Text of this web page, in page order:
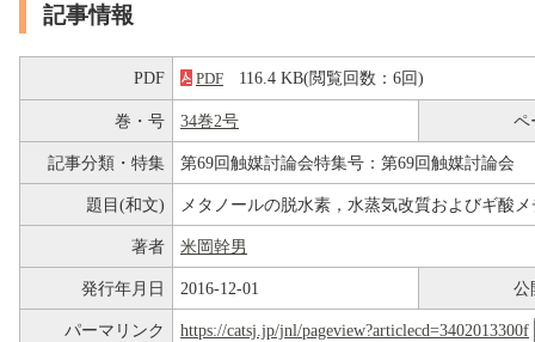
記事情報
PDF PDF 116.4 KB(閲覧回数：6回)
巻・号 34巻2号 ペ
記事分類・特集 第69回触媒討論会特集号：第69回触媒討論会
題目(和文) メタノールの脱水素，水蒸気改質およびギ酸
著者 米岡幹男
発行年月日 2016-12-01 公
パーマリンク https://catsj.jp/jnl/pageview?articlecd=3402013300f